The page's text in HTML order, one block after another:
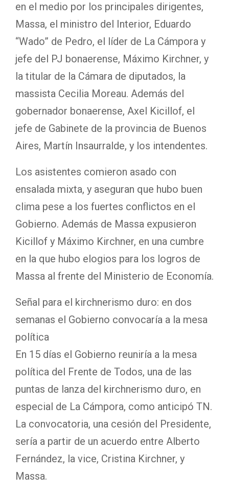
en el medio por los principales dirigentes,
Massa, el ministro del Interior, Eduardo
“Wado” de Pedro, el líder de La Cámpora y
jefe del PJ bonaerense, Máximo Kirchner, y
la titular de la Cámara de diputados, la
massista Cecilia Moreau. Además del
gobernador bonaerense, Axel Kicillof, el
jefe de Gabinete de la provincia de Buenos
Aires, Martín Insaurralde, y los intendentes.
Los asistentes comieron asado con
ensalada mixta, y aseguran que hubo buen
clima pese a los fuertes conflictos en el
Gobierno. Además de Massa expusieron
Kicillof y Máximo Kirchner, en una cumbre
en la que hubo elogios para los logros de
Massa al frente del Ministerio de Economía.
Señal para el kirchnerismo duro: en dos
semanas el Gobierno convocaría a la mesa
política
En 15 días el Gobierno reuniría a la mesa
política del Frente de Todos, una de las
puntas de lanza del kirchnerismo duro, en
especial de La Cámpora, como anticipó TN.
La convocatoria, una cesión del Presidente,
sería a partir de un acuerdo entre Alberto
Fernández, la vice, Cristina Kirchner, y
Massa.